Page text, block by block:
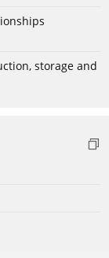
storage and